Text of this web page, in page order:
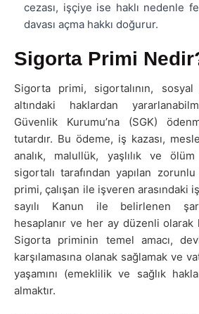
cezası, işçiye ise haklı nedenle
davası açma hakkı doğurur.
Sigorta Primi
Sigorta primi, sigortalının,
altındaki haklardan
Güvenlik Kurumu’na (SGK)
tutardır. Bu ödeme, iş kazası,
analık, malullük, yaşlılık ve
sigortalı tarafından yapılan
primi, çalışan ile işveren arasındaki
sayılı Kanun ile belirlenen
hesaplanır ve her ay düzenli
Sigorta priminin temel amacı,
karşılamasına olanak sağlamak ve
yaşamını (emeklilik ve sağlık
almaktır.